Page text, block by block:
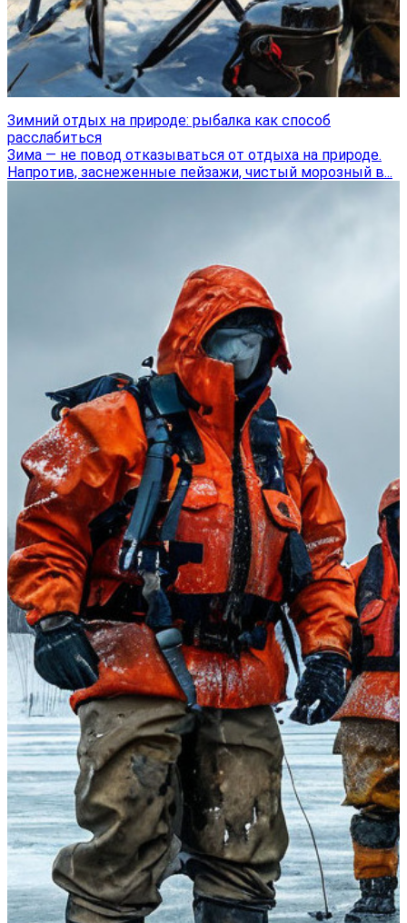
Зимний отдых на природе: рыбалка как способ
расслабиться
Зима — не повод отказываться от отдыха на природе.
Напротив, заснеженные пейзажи, чистый морозный в...